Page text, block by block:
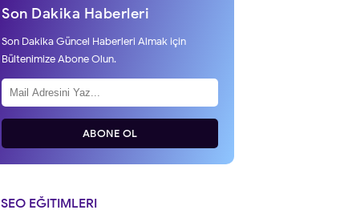
Son Dakika Haberleri
Son Dakika Güncel Haberleri Almak için
Bültenimize Abone Olun.
ABONE OL
SEO EĞITIMLERI